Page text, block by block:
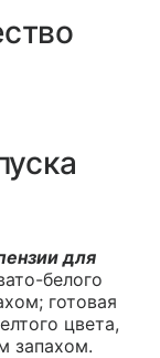
для
белого
готовая
цвета,
запахом.